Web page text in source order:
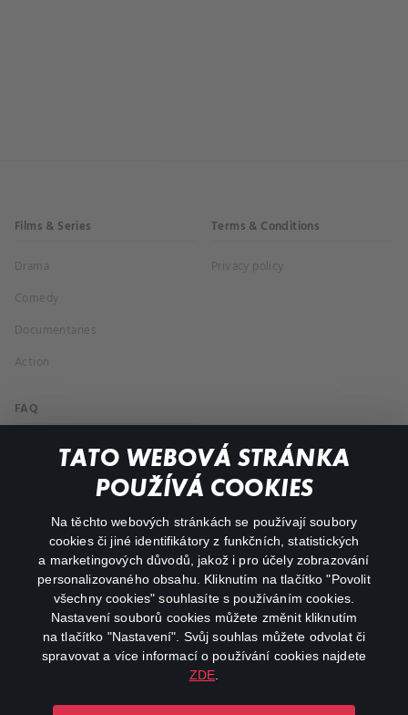
TATO WEBOVÁ STRÁNKA
POUŽÍVÁ COOKIES
Na těchto webových stránkách se používají soubory
cookies či jiné identifikátory z funkčních, statistických
a marketingových důvodů, jakož i pro účely zobrazování
personalizovaného obsahu. Kliknutím na tlačítko "Povolit
všechny cookies" souhlasíte s používáním cookies.
Nastavení souborů cookies můžete změnit kliknutím
na tlačítko "Nastavení". Svůj souhlas můžete odvolat či
spravovat a více informací o používání cookies najdete
ZDE
Films & Series
Drama
Comedy
Documentaries
Action
Terms & Conditions
Privacy policy
FAQ
My profile
facebookinstagram
youtube